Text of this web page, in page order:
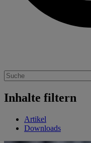
Inhalte filtern
Artikel
Downloads